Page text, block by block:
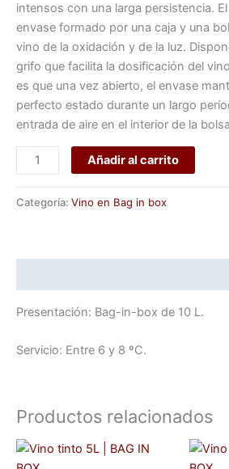
intensos con una larga persistencia.
envase formado por una caja y una
vino de la oxidación y de la luz.
grifo que facilita la dosificación del
es que una vez abierto, el envase
perfecto estado durante un largo
entrada de aire en el interior de la
Añadir al carrito
Categoría: Vino en Bag in box
Presentación: Bag-in-box de 10 L.
Servicio: Entre 6 y 8 ºC.
Productos relacionados